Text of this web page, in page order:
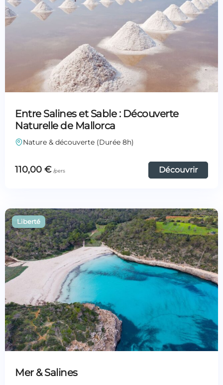
Entre Salines et Sable : Découverte
Naturelle de Mallorca
Nature & découverte (Durée 8h)
110,00 € Découvrir
Mer & Salines